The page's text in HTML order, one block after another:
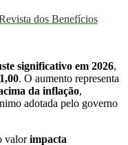
dos Benefícios
significativo em 2026,
. O aumento representa
da inflação,
adotada pelo governo
valorimpacta